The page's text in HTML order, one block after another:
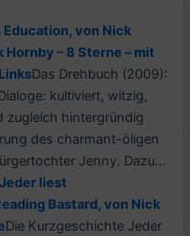
von Nick
– 8 Sterne – mit
Das Drehbuch (2009):
kultiviert, witzig,
zugleich hintergründig
des charmant-öligen
Jenny. Dazu...
liest
Bastard, von Nick
Die Kurzgeschichte Jeder